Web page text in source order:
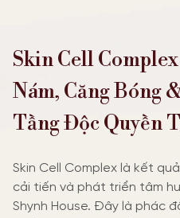
Skin Cell
Nám, Căng Bóng
Tầng Độc Quyền
Skin Cell Complex là kết
cải tiến và phát triển tâm
Shynh House. Đây là phác